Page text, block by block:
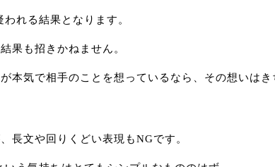
れる結果となります。
果も招きかねません。
気で相手のことを想っているなら、その想いはき
長文や回りくどい表現もNGです。